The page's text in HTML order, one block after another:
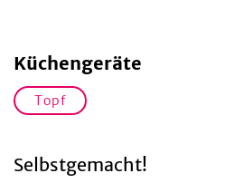
Küchengeräte
Topf
Selbstgemacht!